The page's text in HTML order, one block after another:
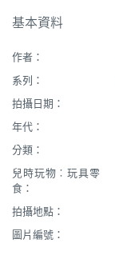
基本資料
作者：
系列：
拍攝日期：
年代：
分類：
兒時玩物︰玩具零
食：
拍攝地點：
圖片編號：